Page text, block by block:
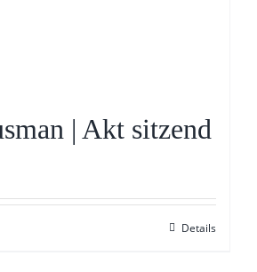
| Akt sitzend
Details